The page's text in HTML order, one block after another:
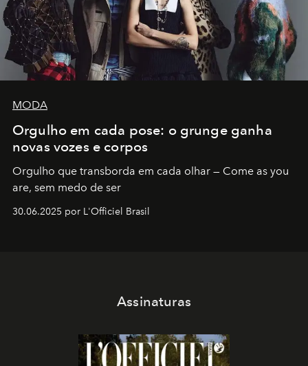
MODA
Orgulho em cada pose: o grunge ganha
novas vozes e corpos
Orgulho que transborda em cada olhar — Come as you
are, sem medo de ser
30.06.2025 por L'Officiel Brasil
Assinaturas